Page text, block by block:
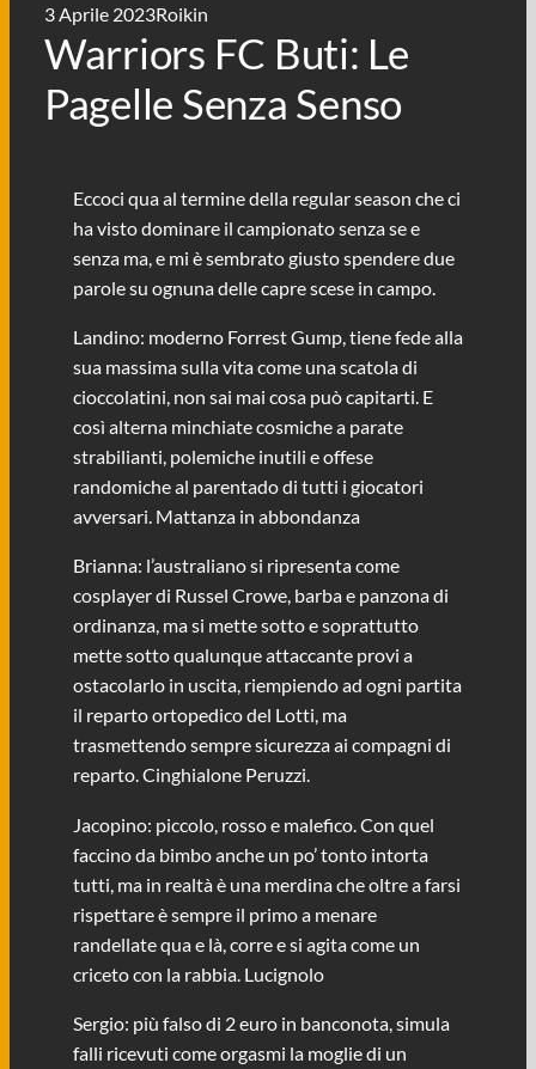
3 Aprile 2023Roikin
Warriors FC Buti: Le
Pagelle Senza Senso
Eccoci qua al termine della regular season che ci
ha visto dominare il campionato senza se e
senza ma, e mi è sembrato giusto spendere due
parole su ognuna delle capre scese in campo.
Landino: moderno Forrest Gump, tiene fede alla
sua massima sulla vita come una scatola di
cioccolatini, non sai mai cosa può capitarti. E
così alterna minchiate cosmiche a parate
strabilianti, polemiche inutili e offese
randomiche al parentado di tutti i giocatori
avversari. Mattanza in abbondanza
Brianna: l’australiano si ripresenta come
cosplayer di Russel Crowe, barba e panzona di
ordinanza, ma si mette sotto e soprattutto
mette sotto qualunque attaccante provi a
ostacolarlo in uscita, riempiendo ad ogni partita
il reparto ortopedico del Lotti, ma
trasmettendo sempre sicurezza ai compagni di
reparto. Cinghialone Peruzzi.
Jacopino: piccolo, rosso e malefico. Con quel
faccino da bimbo anche un po’ tonto intorta
tutti, ma in realtà è una merdina che oltre a farsi
rispettare è sempre il primo a menare
randellate qua e là, corre e si agita come un
criceto con la rabbia. Lucignolo
Sergio: più falso di 2 euro in banconota, simula
falli ricevuti come orgasmi la moglie di un